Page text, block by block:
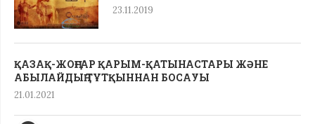
23.11.2019
ҚАЗАҚ-ЖОҢҒАР ҚАРЫМ-ҚАТЫНАСТАРЫ ЖӘНЕ
АБЫЛАЙДЫҢ ТҰТҚЫННАН БОСАУЫ
21.01.2021